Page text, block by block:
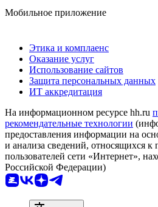
Мобильное приложение
Этика и комплаенс
Оказание услуг
Использование сайтов
Защита персональных данных
ИТ аккредитация
На информационном ресурсе hh.ru
рекомендательные технологии
предоставления информации на
и анализа сведений, относящихся к
пользователей сети «Интернет»,
Российской Федерации)